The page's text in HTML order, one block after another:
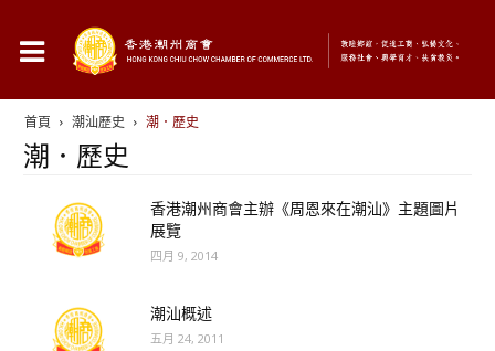
首頁 潮汕歷史 潮．歷史
潮．歷史
香港潮州商會主辦《周恩來在潮汕》主題圖片
展覽
四月 9, 2014
潮汕概述
五月 24, 2011